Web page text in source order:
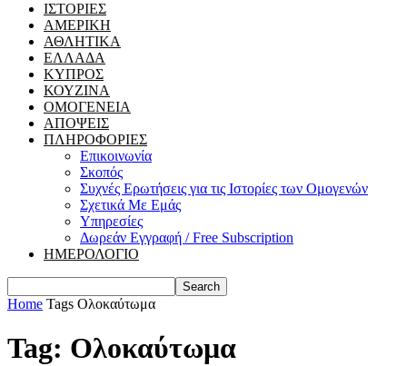
ΙΣΤΟΡΙΕΣ
ΑΜΕΡΙΚΗ
ΑΘΛΗΤΙΚΑ
ΕΛΛΑΔΑ
ΚΥΠΡΟΣ
ΚΟΥΖΙΝΑ
ΟΜΟΓΕΝΕΙΑ
ΑΠΟΨΕΙΣ
ΠΛΗΡΟΦΟΡΙΕΣ
Επικοινωνία
Σκοπός
Συχνές Ερωτήσεις για τις Ιστορίες των Ομογενών
Σχετικά Με Εμάς
Υπηρεσίες
Δωρεάν Εγγραφή / Free Subscription
ΗΜΕΡΟΛΟΓΙΟ
Home Tags Ολοκαύτωμα
Tag: Ολοκαύτωμα